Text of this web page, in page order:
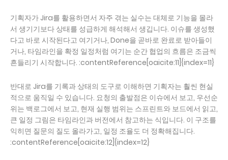
기획자가 Jira를 활용하면서 자주 겪는 실수는 대체로 기능을 몰라
서 생기기보다 상태를 성급하게 해석해서 생깁니다. 이슈를 생성했
다고 바로 시작된다고 여기거나, Done을 곧바로 완료로 받아들이
거나, 타임라인을 확정 일정처럼 여기는 순간 협업의 흐름은 조금씩
흔들리기 시작합니다. :contentReference[oaicite:11]{index=11}
반대로 Jira를 기록과 상태의 도구로 이해하면 기획자는 훨씬 현실
적으로 움직일 수 있습니다. 요청의 출발점은 이슈에서 보고, 우선순
위는 백로그에서 보고, 현재 실행 범위는 스프린트와 보드에서 읽고,
큰 일정 그림은 타임라인과 버전에서 참고하는 식입니다. 이 구조를
익히면 질문의 질도 올라가고, 일정 조율도 더 정확해집니다.
:contentReference[oaicite:12]{index=12}